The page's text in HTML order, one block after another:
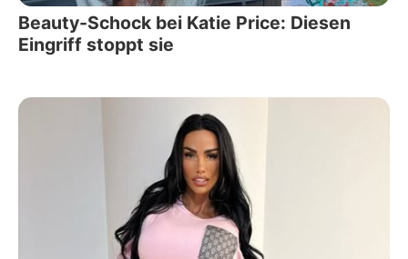
Beauty-Schock bei Katie Price: Diesen
Eingriff stoppt sie